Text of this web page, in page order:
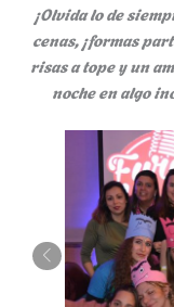
¡Olvida lo de
cenas, ¡formas
risas a tope y un
noche en algo